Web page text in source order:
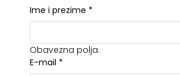
Ime i prezime *
Obavezna polja.
E-mail *